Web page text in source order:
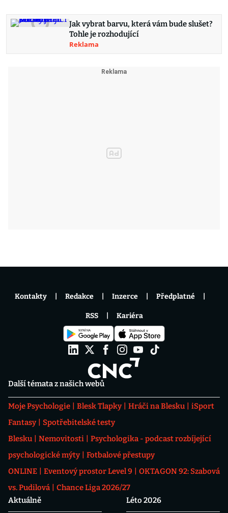
Jak vybrat barvu, která vám bude slušet?
Tohle je rozhodující
Reklama
Další témata z našich webů
Moje Psychologie Blesk Tlapky Hráči na Blesku
iSport
Fantasy
Spotřebitelské testy
Blesku
Nemovitosti
Psychologika - podcast rozbíjející
psychologické mýty
Fotbalové přestupy
ONLINE
Eventový prostor Level 9
OKTAGON 92: Szabová
vs. Pudilová
Chance Liga 2026/27
Aktuálně
Léto 2026
Kontakty Redakce Inzerce Předplatné
RSS Kariéra